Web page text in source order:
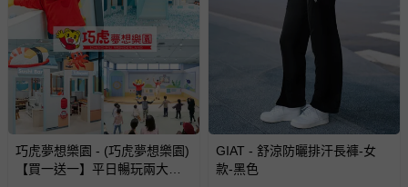
巧虎夢想樂園 - (巧虎夢想樂園)
【買一送一】平日暢玩兩大一
GIAT - 舒涼防曬排汗長褲-女
款-黑色